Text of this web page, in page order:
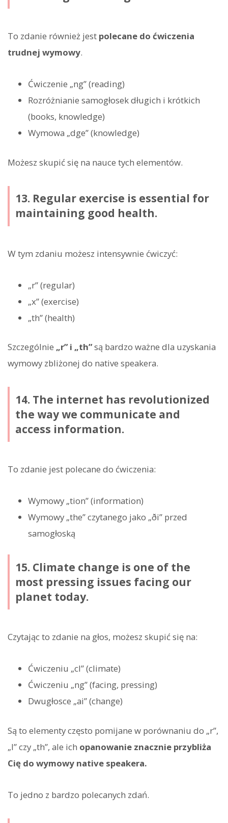
To zdanie również jest polecane do ćwiczenia
trudnej wymowy.
Ćwiczenie „ng” (reading)
Rozróżnianie samogłosek długich i krótkich
(books, knowledge)
Wymowa „dge” (knowledge)
Możesz skupić się na nauce tych elementów.
13. Regular exercise is essential for
maintaining good health.
W tym zdaniu możesz intensywnie ćwiczyć:
„r” (regular)
„x” (exercise)
„th” (health)
Szczególnie „r” i „th”są bardzo ważne dla uzyskania
wymowy zbliżonej do native speakera.
14. The internet has revolutionized
the way we communicate and
access information.
To zdanie jest polecane do ćwiczenia:
Wymowy „tion” (information)
Wymowy „the” czytanego jako „ði” przed
samogłoską
15. Climate change is one of the
most pressing issues facing our
planet today.
Czytając to zdanie na głos, możesz skupić się na:
Ćwiczeniu „cl” (climate)
Ćwiczeniu „ng” (facing, pressing)
Dwugłosce „ai” (change)
Są to elementy często pomijane w porównaniu do „r”,
„l” czy „th”, ale ich opanowanie znacznie przybliża
Cię do wymowy native speakera.
To jedno z bardzo polecanych zdań.